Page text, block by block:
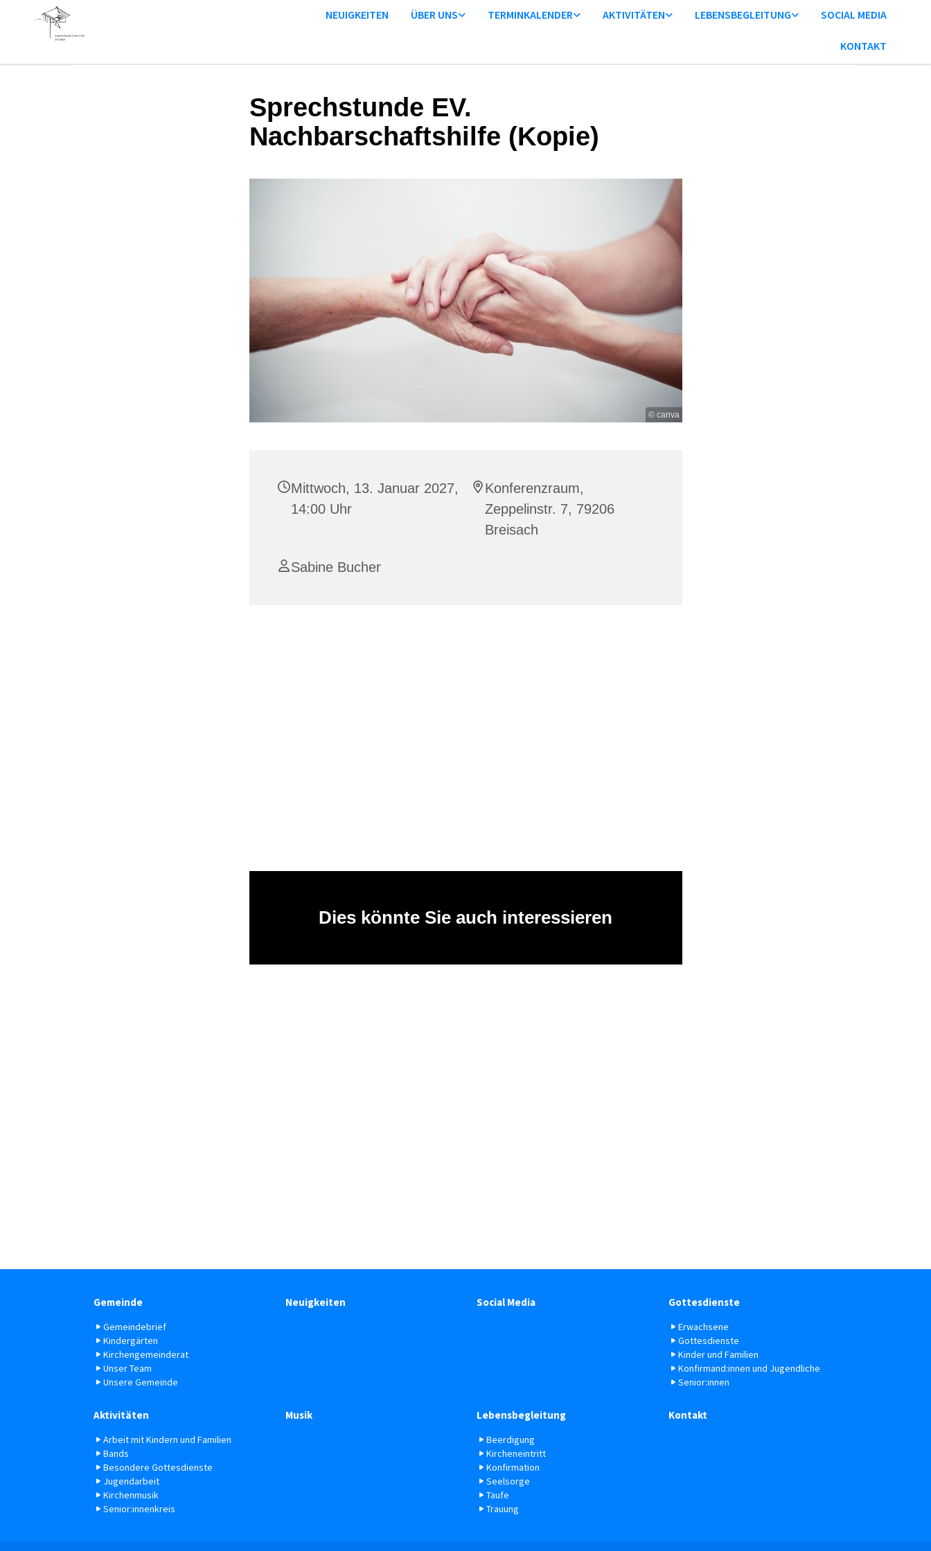
NEUIGKEITEN ÜBER UNS TERMINKALENDER AKTIVITÄTEN LEBENSBEGLEITUNG SOCIAL MEDIA
KONTAKT
Sprechstunde EV.
Nachbarschaftshilfe (Kopie)
© canva
Mittwoch, 13. Januar 2027,
14:00 Uhr
Konferenzraum,
Zeppelinstr. 7, 79206
Breisach
Sabine Bucher
Dies könnte Sie auch interessieren
Gemeinde
Gemeindebrief
Kindergärten
Kirchengemeinderat
Unser Team
Unsere Gemeinde
Neuigkeiten Social Media Gottesdienste
Erwachsene
Gottesdienste
Kinder und Familien
Konfirmand:innen und Jugendliche
Senior:innen
Aktivitäten
Arbeit mit Kindern und Familien
Bands
Besondere Gottesdienste
Jugendarbeit
Kirchenmusik
Senior:innenkreis
Musik Lebensbegleitung
Beerdigung
Kircheneintritt
Konfirmation
Seelsorge
Taufe
Trauung
Kontakt